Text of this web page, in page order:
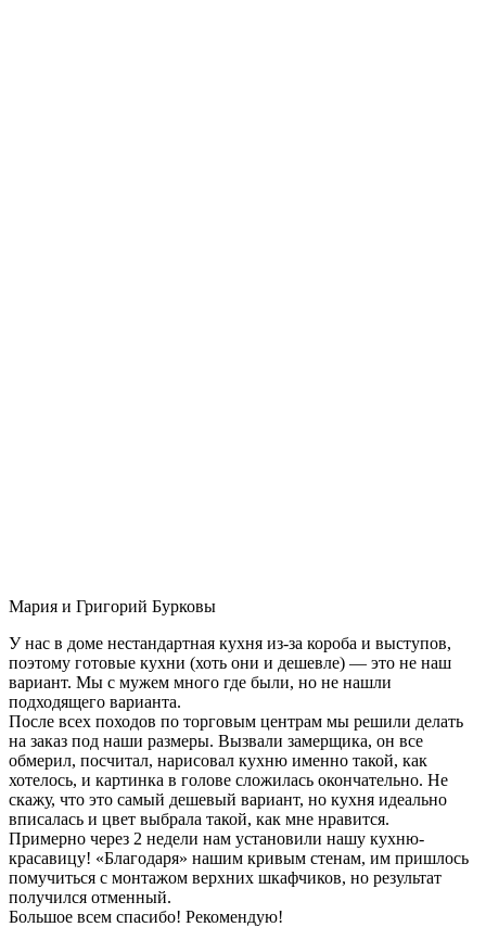
Мария и Григорий Бурковы
У нас в доме нестандартная кухня из-за короба и выступов,
поэтому готовые кухни (хоть они и дешевле) — это не наш
вариант. Мы с мужем много где были, но не нашли
подходящего варианта.
После всех походов по торговым центрам мы решили делать
на заказ под наши размеры. Вызвали замерщика, он все
обмерил, посчитал, нарисовал кухню именно такой, как
хотелось, и картинка в голове сложилась окончательно. Не
скажу, что это самый дешевый вариант, но кухня идеально
вписалась и цвет выбрала такой, как мне нравится.
Примерно через 2 недели нам установили нашу кухню-
красавицу! «Благодаря» нашим кривым стенам, им пришлось
помучиться с монтажом верхних шкафчиков, но результат
получился отменный.
Большое всем спасибо! Рекомендую!